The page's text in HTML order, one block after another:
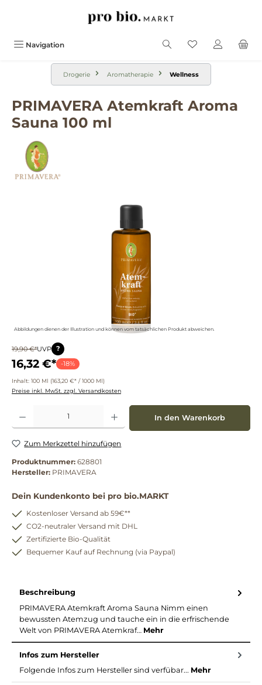
Navigation
Drogerie Aromatherapie Wellness
PRIMAVERA Atemkraft Aroma
Sauna 100 ml
Abbildungen dienen der Illustration und können vom tatsächlichen Produkt abweichen.
19,90 €*UVP ?
16,32 €* -18%
Inhalt: 100 Ml (163,20 €* / 1000 Ml)
Preise inkl. MwSt. zzgl. Versandkosten
Produkt Anzahl: Gib den gewünschten Wert ein oder benutze die Schaltflächen um
In den Warenkorb
Zum Merkzettel hinzufügen
Produktnummer: 628801
Hersteller: PRIMAVERA
Dein Kundenkonto bei pro bio.MARKT
Kostenloser Versand ab 59€**
CO2-neutraler Versand mit DHL
Zertifizierte Bio-Qualität
Bequemer Kauf auf Rechnung (via Paypal)
Beschreibung
PRIMAVERA Atemkraft Aroma Sauna Nimm einen
bewussten Atemzug und tauche ein in die erfrischende
Welt von PRIMAVERA Atemkraf… Mehr
Infos zum Hersteller
Folgende Infos zum Hersteller sind verfübar... Mehr